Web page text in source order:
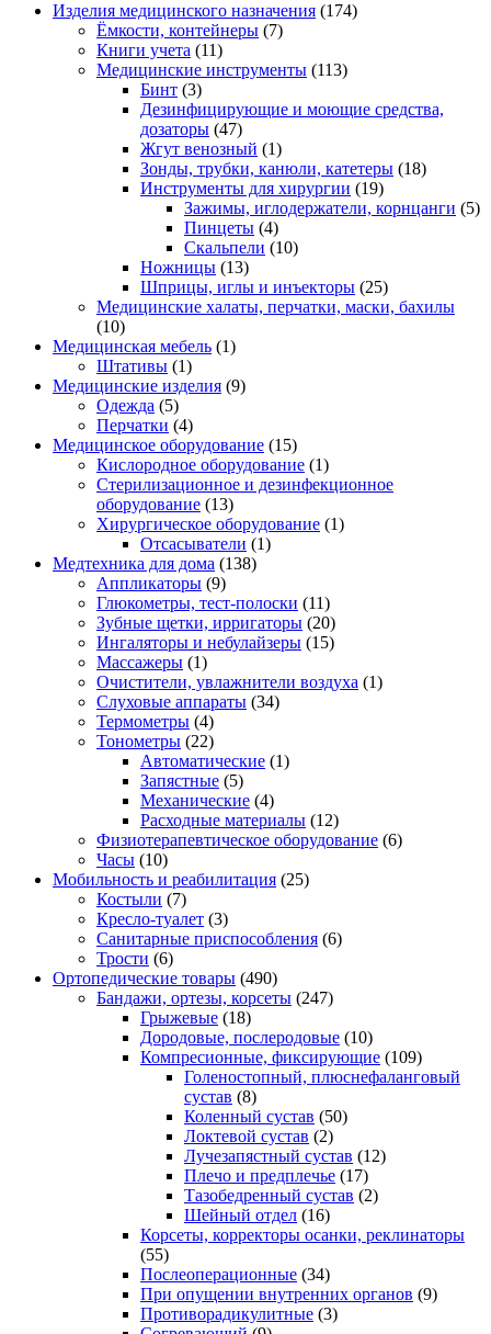
Изделия медицинского назначения (174)
Ёмкости, контейнеры (7)
Книги учета (11)
Медицинские инструменты (113)
Бинт (3)
Дезинфицирующие и моющие средства,
дозаторы (47)
Жгут венозный (1)
Зонды, трубки, канюли, катетеры (18)
Инструменты для хирургии (19)
Зажимы, иглодержатели, корнцанги (5)
Пинцеты (4)
Скальпели (10)
Ножницы (13)
Шприцы, иглы и инъекторы (25)
Медицинские халаты, перчатки, маски, бахилы
(10)
Медицинская мебель (1)
Штативы (1)
Медицинские изделия (9)
Одежда (5)
Перчатки (4)
Медицинское оборудование (15)
Кислородное оборудование (1)
Стерилизационное и дезинфекционное
оборудование (13)
Хирургическое оборудование (1)
Отсасыватели (1)
Медтехника для дома (138)
Аппликаторы (9)
Глюкометры, тест-полоски (11)
Зубные щетки, ирригаторы (20)
Ингаляторы и небулайзеры (15)
Массажеры (1)
Очистители, увлажнители воздуха (1)
Слуховые аппараты (34)
Термометры (4)
Тонометры (22)
Автоматические (1)
Запястные (5)
Механические (4)
Расходные материалы (12)
Физиотерапевтическое оборудование (6)
Часы (10)
Мобильность и реабилитация (25)
Костыли (7)
Кресло-туалет (3)
Санитарные приспособления (6)
Трости (6)
Ортопедические товары (490)
Бандажи, ортезы, корсеты (247)
Грыжевые (18)
Дородовые, послеродовые (10)
Компресионные, фиксирующие (109)
Голеностопный, плюснефаланговый
сустав (8)
Коленный сустав (50)
Локтевой сустав (2)
Лучезапястный сустав (12)
Плечо и предплечье (17)
Тазобедренный сустав (2)
Шейный отдел (16)
Корсеты, корректоры осанки, реклинаторы
(55)
Послеоперационные (34)
При опущении внутренних органов (9)
Противорадикулитные (3)